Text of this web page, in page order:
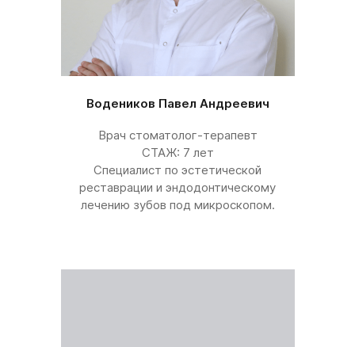
Водеников Павел Андреевич
Врач стоматолог-терапевт
СТАЖ: 7 лет
Специалист по эстетической
реставрации и эндодонтическому
лечению зубов под микроскопом.